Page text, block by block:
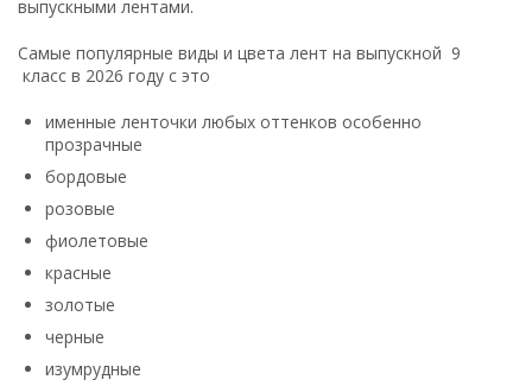
выпускными лентами.
Самые популярные виды и цвета лент на выпускной 9
класс в 2026 году с это
именные ленточки любых оттенков особенно
прозрачные
бордовые
розовые
фиолетовые
красные
золотые
черные
изумрудные